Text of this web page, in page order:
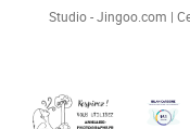
Studio - Jingoo.com |